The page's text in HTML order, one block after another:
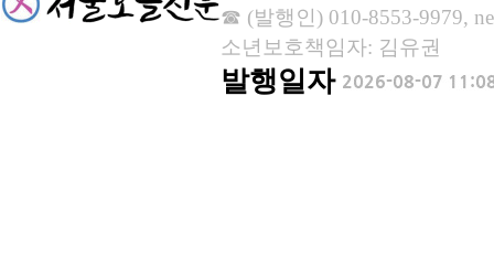
☎ (발행인) 010-8553-9979,
소년보호책임자: 김유권
발행일자